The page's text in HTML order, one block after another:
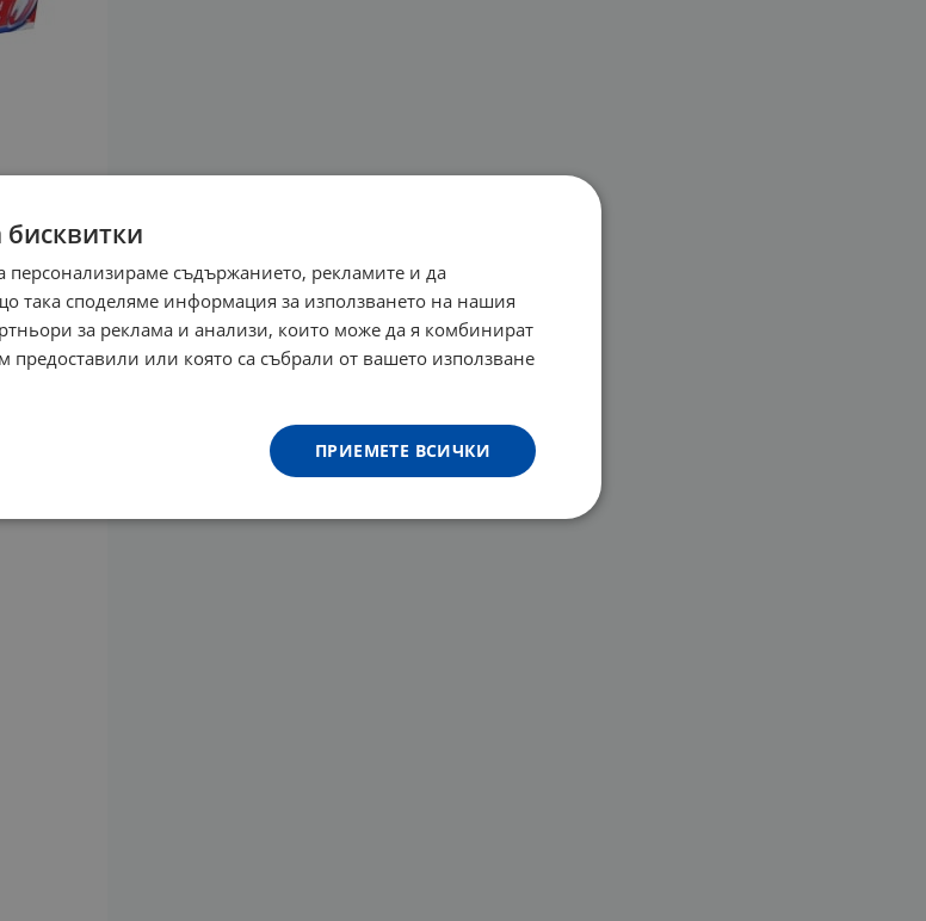
бисквитки
персонализираме съдържанието, рекламите и да
така споделяме информация за използването на нашия
за реклама и анализи, които може да я комбинират
предоставили или която са събрали от вашето използване
ПРИЕМЕТЕ ВСИЧКИ